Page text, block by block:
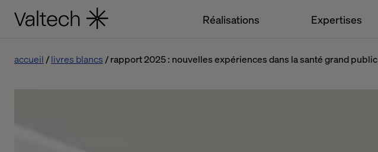
Réalisations Expertises
accueil livres blancs rapport 2025 : nouvelles expériences dans la santé grand public